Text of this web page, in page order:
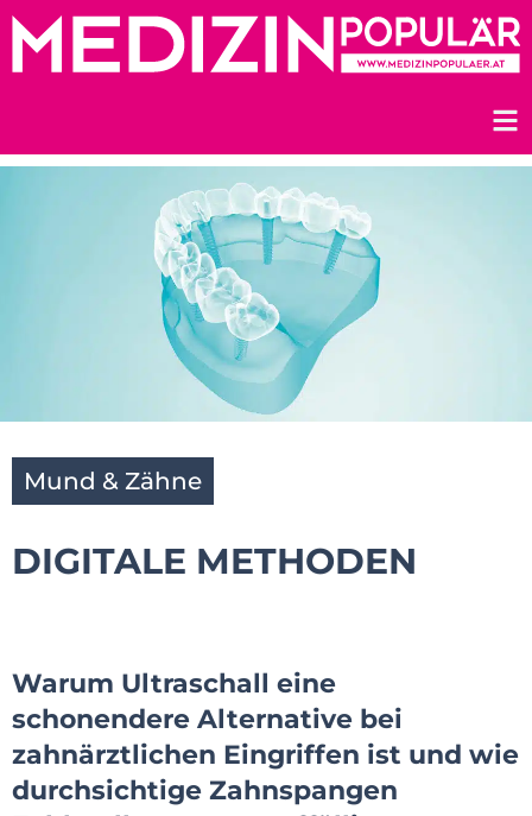
Zum
Inhalt
Mund & Zähne
DIGITALE METHODEN
Warum Ultraschall eine
schonendere Alternative bei
zahnärztlichen Eingriffen ist und wie
durchsichtige Zahnspangen